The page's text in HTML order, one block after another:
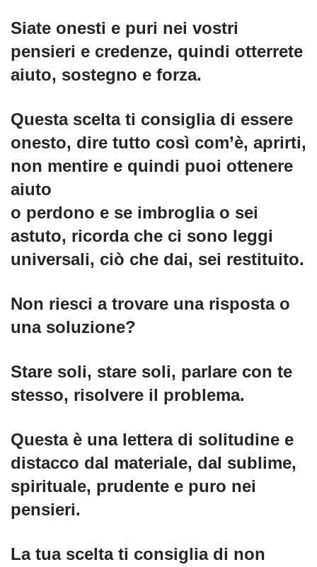
Siate onesti e puri nei vostri
pensieri e credenze, quindi otterrete
aiuto, sostegno e forza.
Questa scelta ti consiglia di essere
onesto, dire tutto così com’è, aprirti,
non mentire e quindi puoi ottenere
aiuto
o perdono e se imbroglia o sei
astuto, ricorda che ci sono leggi
universali, ciò che dai, sei restituito.
Non riesci a trovare una risposta o
una soluzione?
Stare soli, stare soli, parlare con te
stesso, risolvere il problema.
Questa è una lettera di solitudine e
distacco dal materiale, dal sublime,
spirituale, prudente e puro nei
pensieri.
La tua scelta ti consiglia di non